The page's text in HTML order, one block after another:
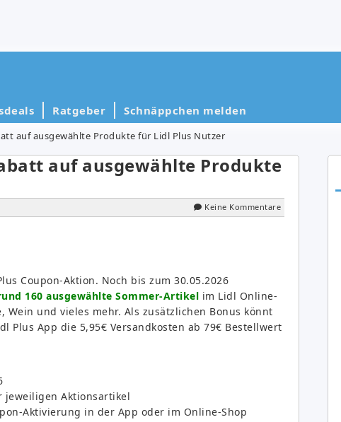
Ratgeber Schnäppchen melden
auf ausgewählte Produkte für Lidl Plus Nutzer
auf ausgewählte Produkte
Keine Kommentare
Coupon-Aktion. Noch bis zum 30.05.2026
160 ausgewählte Sommer-Artikel im Lidl Online-
Wein und vieles mehr. Als zusätzlichen Bonus könnt
Plus App die 5,95€ Versandkosten ab 79€ Bestellwert
jeweiligen Aktionsartikel
Aktivierung in der App oder im Online-Shop